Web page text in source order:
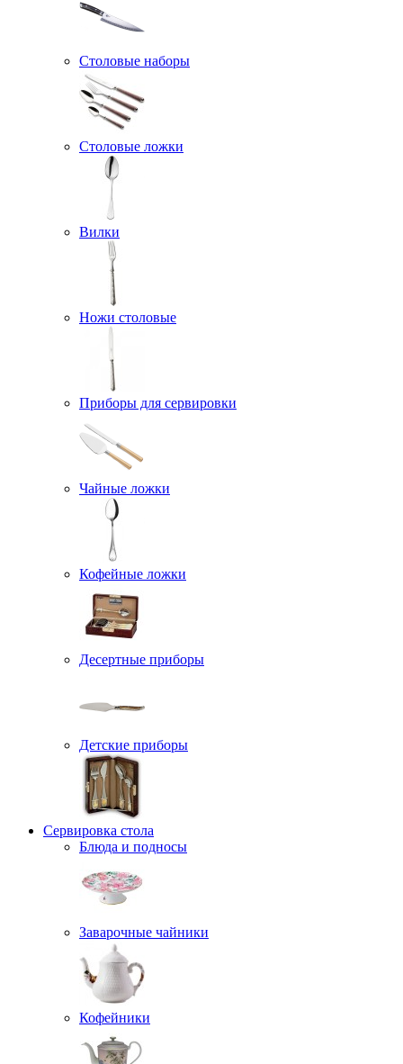
Столовые наборы
Столовые ложки
Вилки
Ножи столовые
Приборы для сервировки
Чайные ложки
Кофейные ложки
Десертные приборы
Детские приборы
Сервировка стола
Блюда и подносы
Заварочные чайники
Кофейники